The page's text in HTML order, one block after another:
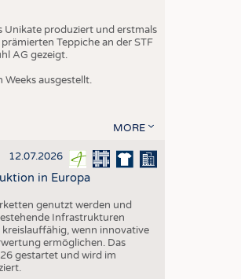
Unikate produziert und erstmals
Teppiche an der STF
AG gezeigt.
ausgestellt.
MORE
12.07.2026
in Europa
genutzt werden und
Infrastrukturen
wenn innovative
ermöglichen. Das
gestartet und wird im